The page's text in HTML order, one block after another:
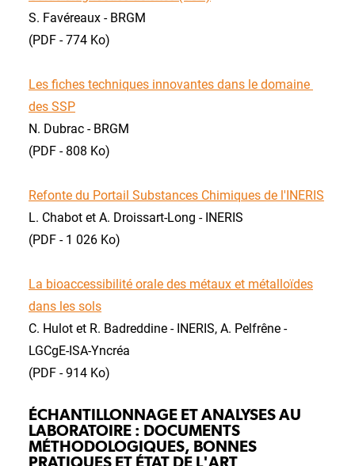
S. Favéreaux - BRGM
(PDF - 774 Ko)
Les fiches techniques innovantes dans le domaine
des SSP
N. Dubrac - BRGM
(PDF - 808 Ko)
Refonte du Portail Substances Chimiques de l'INERIS
L. Chabot et A. Droissart-Long - INERIS
(PDF - 1 026 Ko)
La bioaccessibilité orale des métaux et métalloïdes
dans les sols
C. Hulot et R. Badreddine - INERIS, A. Pelfrêne -
LGCgE-ISA-Yncréa
(PDF - 914 Ko)
ÉCHANTILLONNAGE ET ANALYSES AU
LABORATOIRE : DOCUMENTS
MÉTHODOLOGIQUES, BONNES
PRATIQUES ET ÉTAT DE L'ART